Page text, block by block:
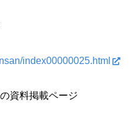
index00000025.html
資料掲載ページ